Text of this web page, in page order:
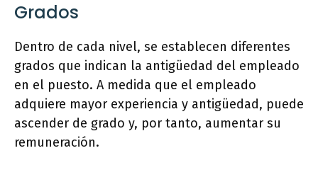
Grados
Dentro de cada nivel, se establecen diferentes
grados que indican la antigüedad del empleado
en el puesto. A medida que el empleado
adquiere mayor experiencia y antigüedad, puede
ascender de grado y, por tanto, aumentar su
remuneración.